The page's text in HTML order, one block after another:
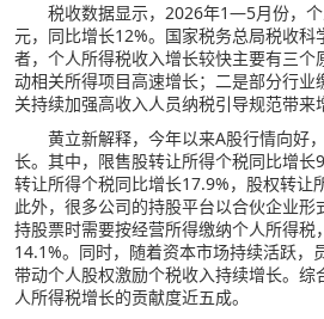
税收数据显示，2026年1—5月份，个
元，同比增长12%。国家税务总局税收科
者，个人所得税收入增长较快主要有三个
动相关所得项目高速增长；二是部分行业
关持续加强高收入人员纳税引导规范带来
黄立新解释，今年以来A股行情向好
长。其中，限售股转让所得个税同比增长
转让所得个税同比增长17.9%，股权转让
此外，很多公司的持股平台以合伙企业
持股票时需要按经营所得缴纳个人所得税
14.1%。同时，随着资本市场持续活跃，
带动个人股权激励个税收入持续增长。综
人所得税增长的贡献度近五成。